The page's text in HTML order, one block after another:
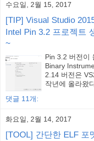
수요일, 2월 15, 2017
[TIP] Visual Studio
Intel Pin 3.2 프로젝트
~
Pin 3.2 버전이
Binary
2.14 버전은
작년에 올라왔
댓글 11개:
화요일, 2월 14, 2017
[TOOL] 간단한 ELF 포